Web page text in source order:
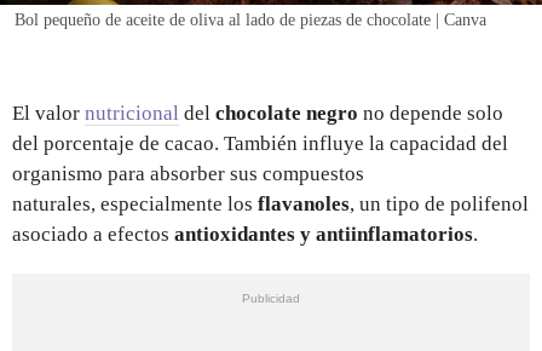
Bol pequeño de aceite de oliva al lado de piezas de chocolate | Canva
El valor nutricional del chocolate negro no depende solo
del porcentaje de cacao. También influye la capacidad del
organismo para absorber sus compuestos
naturales, especialmente los flavanoles, un tipo de polifenol
asociado a efectos antioxidantes y antiinflamatorios.